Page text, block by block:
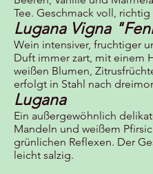
Tee. Geschmack voll, richtig
Lugana Vigna
Wein intensiver, fruchtiger
Duft immer zart, mit einem
weißen Blumen,
erfolgt in Stahl nach
Lugana
Ein außergewöhnlich
Mandeln und weißem
grünlichen Reflexen. Der
leicht salzig.